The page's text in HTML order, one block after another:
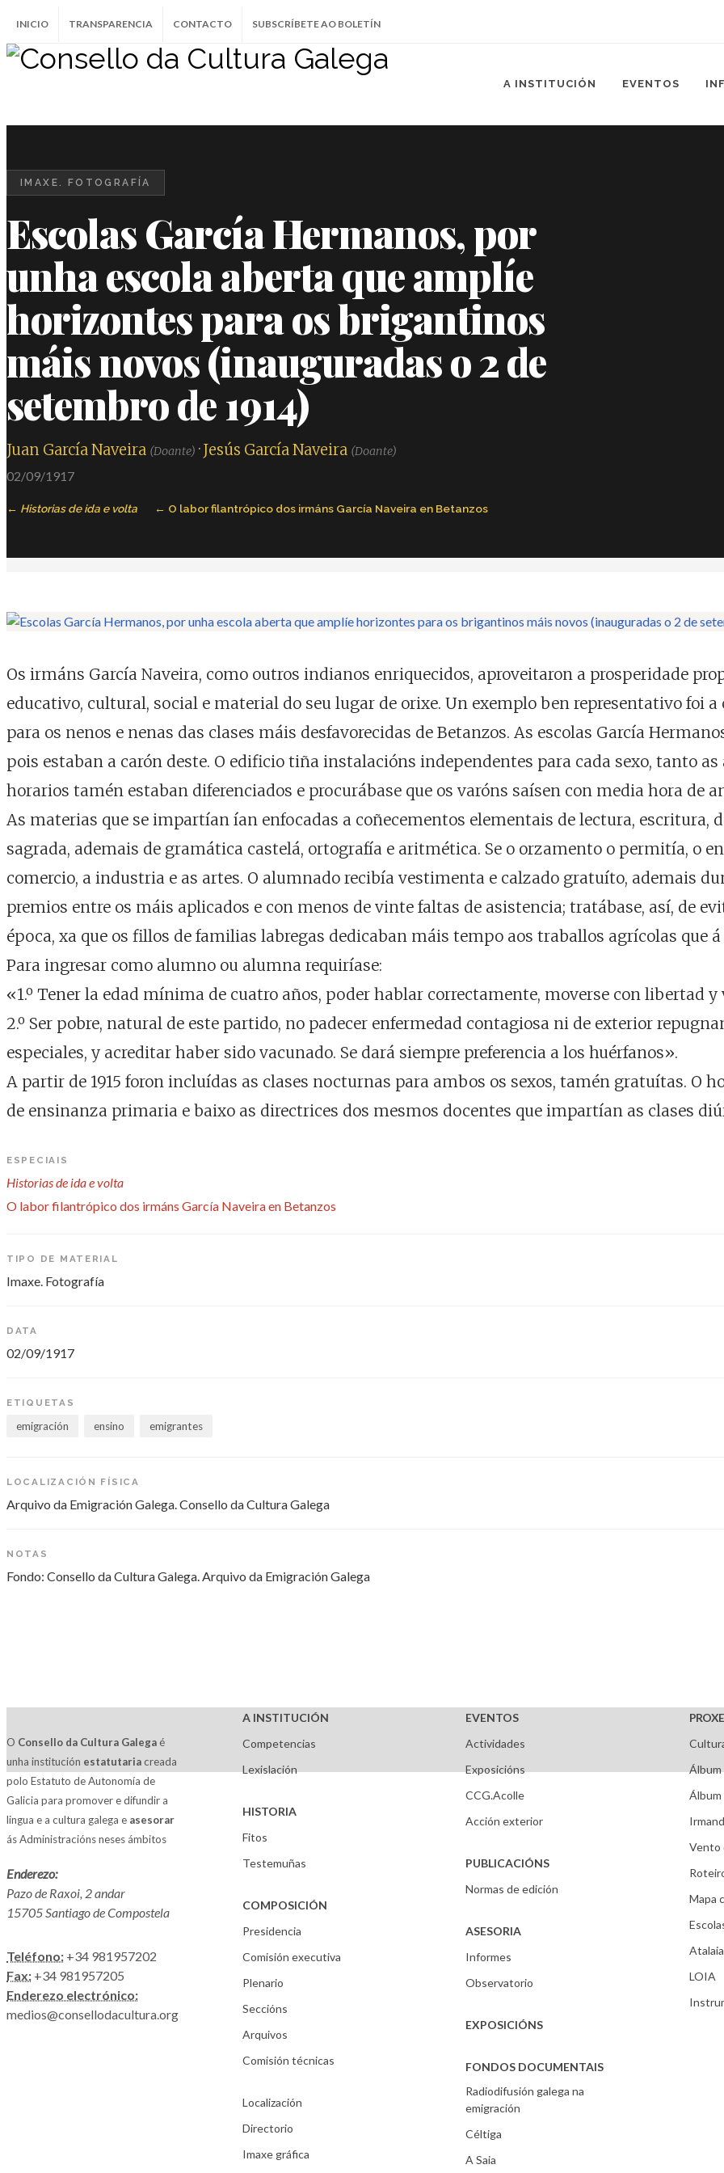
INICIO TRANSPARENCIA CONTACTO SUBSCRÍBETE AO BOLETÍN
A INSTITUCIÓN EVENTOS
IMAXE. FOTOGRAFÍA
Escolas García Hermanos, por
unha escola aberta que amplíe
horizontes para os brigantinos
máis novos (inauguradas o 2 de
setembro de 1914)
Juan García Naveira (Doante) ·Jesús García Naveira (Doante)
02/09/1917
Historias de ida e volta O labor filantrópico dos irmáns García Naveira en Betanzos
Os irmáns García Naveira, como outros indianos enriquecidos, aproveitaron a prosperidade
educativo, cultural, social e material do seu lugar de orixe. Un exemplo ben representativo foi
para os nenos e nenas das clases máis desfavorecidas de Betanzos. As escolas García
pois estaban a carón deste. O edificio tiña instalacións independentes para cada sexo, tanto as
horarios tamén estaban diferenciados e procurábase que os varóns saísen con media hora de
As materias que se impartían ían enfocadas a coñecementos elementais de lectura,
sagrada, ademais de gramática castelá, ortografía e aritmética. Se o orzamento o permitía, o
comercio, a industria e as artes. O alumnado recibía vestimenta e calzado gratuíto, ademais
premios entre os máis aplicados e con menos de vinte faltas de asistencia; tratábase, así, de
época, xa que os fillos de familias labregas dedicaban máis tempo aos traballos agrícolas que
Para ingresar como alumno ou alumna requiríase:
«1.º Tener la edad mínima de cuatro años, poder hablar correctamente, moverse con libertad
2.º Ser pobre, natural de este partido, no padecer enfermedad contagiosa ni de exterior
especiales, y acreditar haber sido vacunado. Se dará siempre preferencia a los huérfanos».
A partir de 1915 foron incluídas as clases nocturnas para ambos os sexos, tamén gratuítas. O
de ensinanza primaria e baixo as directrices dos mesmos docentes que impartían as clases
ESPECIAIS
Historias de ida e volta
O labor filantrópico dos irmáns García Naveira en Betanzos
TIPO DE MATERIAL
Imaxe. Fotografía
DATA
02/09/1917
ETIQUETAS
emigración ensino emigrantes
LOCALIZACIÓN FÍSICA
Arquivo da Emigración Galega. Consello da Cultura Galega
NOTAS
Fondo: Consello da Cultura Galega. Arquivo da Emigración Galega
O Consello da Cultura Galega é
unha institución estatutariacreada
polo Estatuto de Autonomía de
Galicia para promover e difundir a
lingua e a cultura galega e asesorar
ás Administracións neses ámbitos
Enderezo:
Pazo de Raxoi, 2 andar
15705 Santiago de Compostela
Teléfono: +34 981957202
Fax: +34 981957205
Enderezo electrónico:
medios@consellodacultura.org
A INSTITUCIÓN
Competencias
Lexislación
HISTORIA
Fitos
Testemuñas
COMPOSICIÓN
Presidencia
Comisión executiva
Plenario
Seccións
Arquivos
Comisión técnicas
Localización
Directorio
Imaxe gráfica
EVENTOS
Actividades
Exposicións
CCG.Acolle
Acción exterior
PUBLICACIÓNS
Normas de edición
ASESORIA
Informes
Observatorio
EXPOSICIÓNS
FONDOS DOCUMENTAIS
Radiodifusión galega na
emigración
Céltiga
A Saia
Álbum
Álbum
Vento
Mapa
Atalaia
LOIA